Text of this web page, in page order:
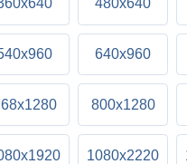
480x640
640x960
800x1280
1080x2220